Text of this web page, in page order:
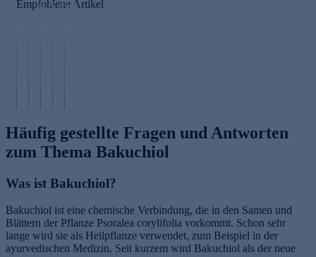
Empfohlene Artikel
ia S ts o
Häufig gestellte Fragen und Antworten
zum Thema Bakuchiol
Was ist Bakuchiol?
Bakuchiol ist eine chemische Verbindung, die in den Samen und
Blättern der Pflanze Psoralea corylifolia vorkommt. Schon sehr
lange wird sie als Heilpflanze verwendet, zum Beispiel in der
ayurvedischen Medizin. Seit kurzem wird Bakuchiol als der neue